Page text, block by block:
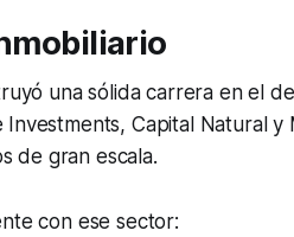
una sólida carrera en el
Investments, Capital Natural y
de gran escala.
con ese sector: